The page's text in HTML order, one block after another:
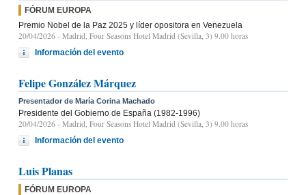
FÓRUM EUROPA
Premio Nobel de la Paz 2025 y líder opositora en Venezuela
20/04/2026 - Madrid, Four Seasons Hotel Madrid (Sevilla, 3) 9.00 horas
Información del evento
Felipe González Márquez
Presentador de María Corina Machado
Presidente del Gobierno de España (1982-1996)
20/04/2026 - Madrid, Four Seasons Hotel Madrid (Sevilla, 3) 9.00 horas
Información del evento
Luis Planas
FÓRUM EUROPA